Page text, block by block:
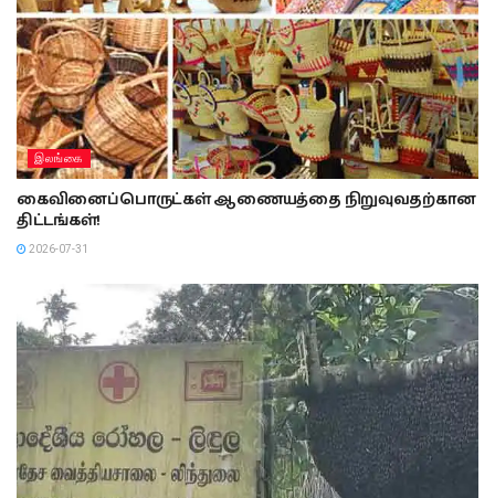
இலங்கை
கைவினைப்பொருட்கள் ஆணையத்தை நிறுவுவதற்கான
திட்டங்கள்!
2026-07-31